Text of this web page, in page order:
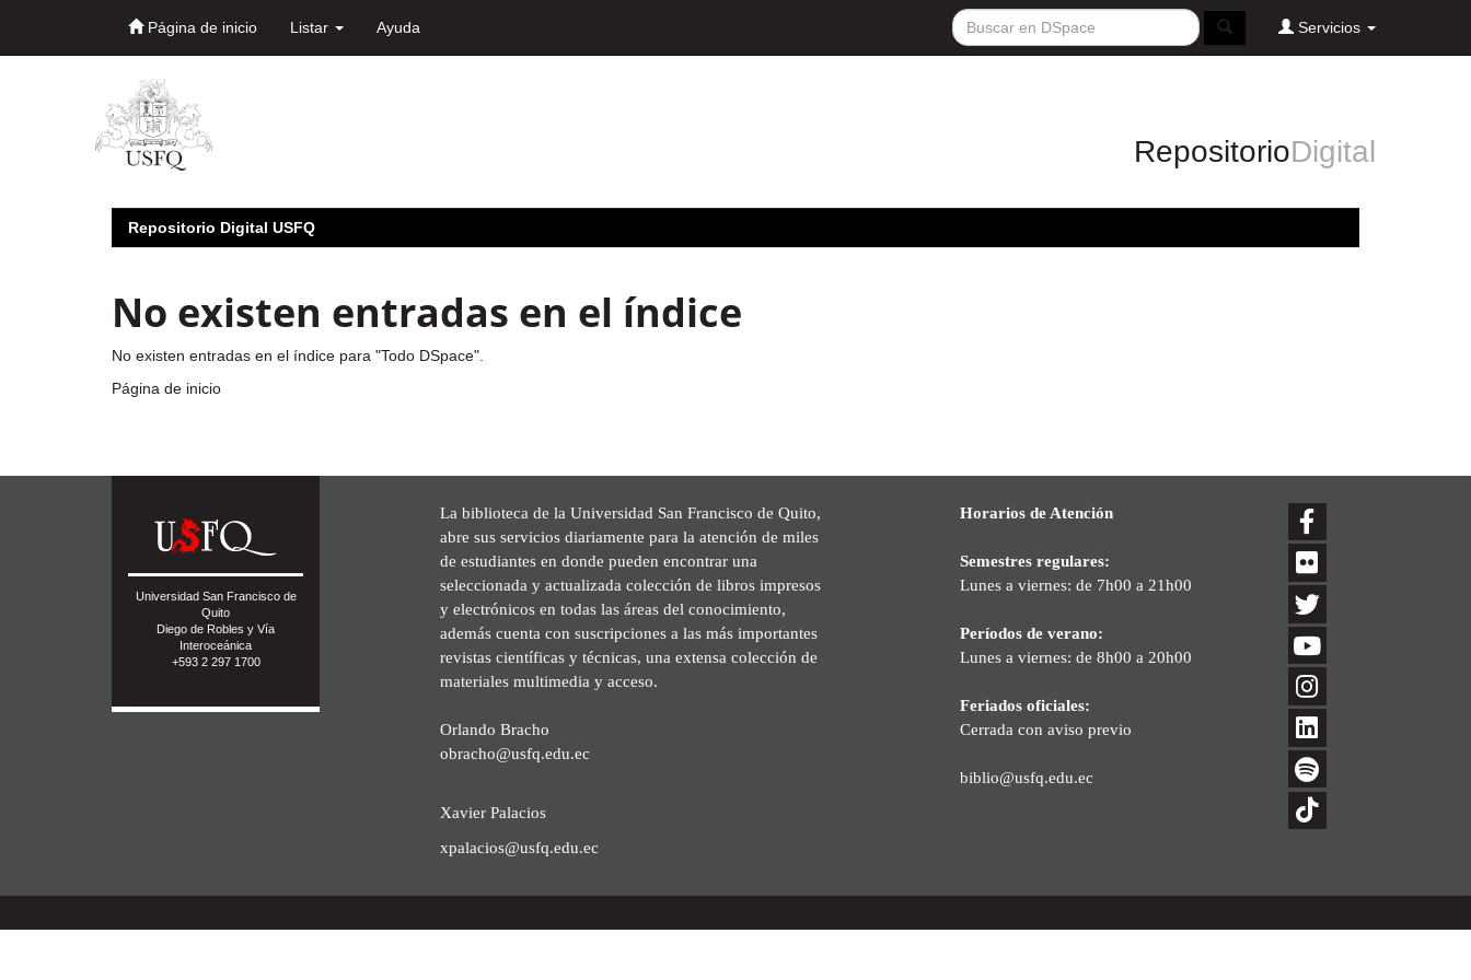
Página de inicio Listar Ayuda Servicios
RepositorioDigital
Repositorio Digital USFQ
No existen entradas en el índice
No existen entradas en el índice para "Todo DSpace".
Página de inicio
Universidad San Francisco de
Quito
Diego de Robles y Vía
Interoceánica
+593 2 297 1700
La biblioteca de la Universidad San Francisco de Quito,
abre sus servicios diariamente para la atención de miles
de estudiantes en donde pueden encontrar una
seleccionada y actualizada colección de libros impresos
y electrónicos en todas las áreas del conocimiento,
además cuenta con suscripciones a las más importantes
revistas científicas y técnicas, una extensa colección de
materiales multimedia y acceso.
Orlando Bracho
obracho@usfq.edu.ec
Xavier Palacios
xpalacios@usfq.edu.ec
Horarios de Atención
Semestres regulares:
Lunes a viernes: de 7h00 a 21h00
Períodos de verano:
Lunes a viernes: de 8h00 a 20h00
Feriados oficiales:
Cerrada con aviso previo
biblio@usfq.edu.ec